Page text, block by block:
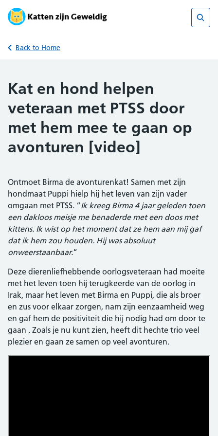
Skip
Back to Home
Kat en hond helpen
veteraan met PTSS door
met hem mee te gaan op
avonturen [video]
Ontmoet Birma de avonturenkat! Samen met zijn
hondmaat Puppi hielp hij het leven van zijn vader
omgaan met PTSS. “Ik kreeg Birma 4 jaar geleden toen
een dakloos meisje me benaderde met een doos met
kittens. Ik wist op het moment dat ze hem aan mij gaf
dat ik hem zou houden. Hij was absoluut
onweerstaanbaar.“
Deze dierenliefhebbende oorlogsveteraan had moeite
met het leven toen hij terugkeerde van de oorlog in
Irak, maar het leven met Birma en Puppi, die als broer
en zus voor elkaar zorgen, nam zijn eenzaamheid weg
en gaf hem de positiviteit die hij nodig had om door te
gaan . Zoals je nu kunt zien, heeft dit hechte trio veel
plezier en gaan ze samen op veel avonturen.